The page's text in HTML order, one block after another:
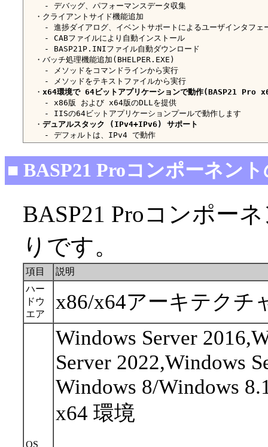
    - デバッグ、パフォーマンスデータ収集
  ・クライアントサイド機能追加
- 進捗ダイアログ、イベントサポートによるユーザインタフェ
    - CABファイルにより自動インストール
    - BASP21P.INIファイル自動ダウンロード
  ・バッチ処理機能追加(BHELPER.EXE)
    - メソッドをコマンドラインから実行
    - メソッドをテキストファイルから実行
  ・
x64環境で 64ビットアプリケーションで動作(BASP21 Pro
    - x86版 および x64版のDLLを提供
    - IISの64ビットアプリケーションプールで動作します
  ・
デュアルスタック (IPv4+IPv6) サポート
■ BASP21 Proコンポーネン
BASP21 Proコンポー
りです。
項目
説明
ハー
ドウ
エア
x86/x64アーキテクチ
OS
Windows Server
Server 2022,Windows
Windows 8/Windows
x64 環境